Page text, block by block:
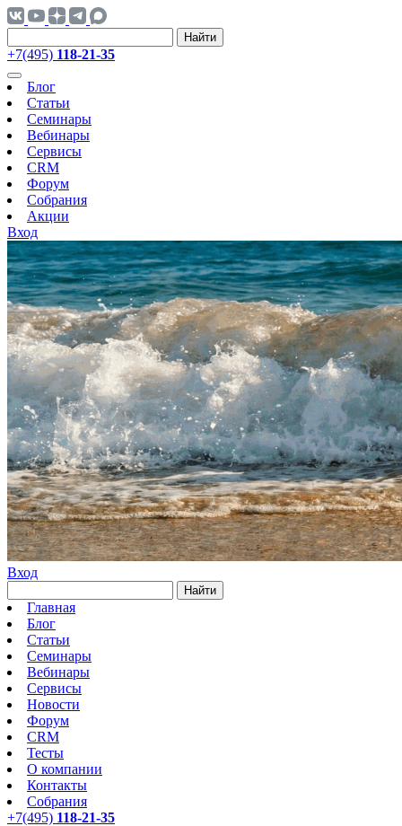
Найти
+7(495) 118-21-35
Блог
Статьи
Семинары
Вебинары
Сервисы
CRM
Форум
Собрания
Акции
Вход
Вход
Найти
Главная
Блог
Статьи
Семинары
Вебинары
Сервисы
Новости
Форум
CRM
Тесты
О компании
Контакты
Собрания
+7(495) 118-21-35